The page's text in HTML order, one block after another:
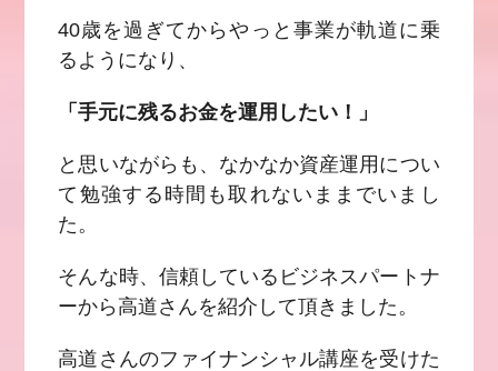
40歳を過ぎてからやっと事業が軌道に乗
るようになり、
「手元に残るお金を運用したい！」
と思いながらも、なかなか資産運用につい
て勉強する時間も取れないままでいまし
た。
そんな時、信頼しているビジネスパートナ
ーから高道さんを紹介して頂きました。
高道さんのファイナンシャル講座を受けた